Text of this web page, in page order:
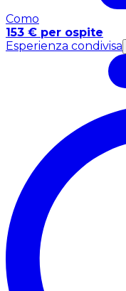
Como
153 € per ospite
Esperienza condivisa